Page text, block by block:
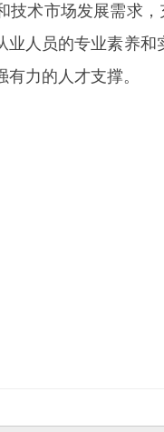
技术市场发展需求
业人员的专业素养
力的人才支撑。